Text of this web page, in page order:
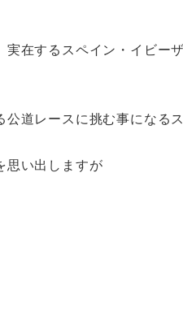
在するスペイン・イビー
道レースに挑む事になる
思い出しますが